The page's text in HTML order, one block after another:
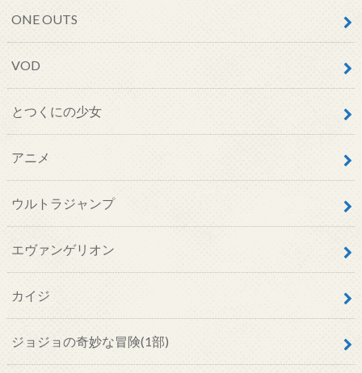
ONE OUTS
VOD
とつくにの少女
アニメ
ウルトラジャンプ
エヴァンゲリオン
カイジ
ジョジョの奇妙な冒険(1部)